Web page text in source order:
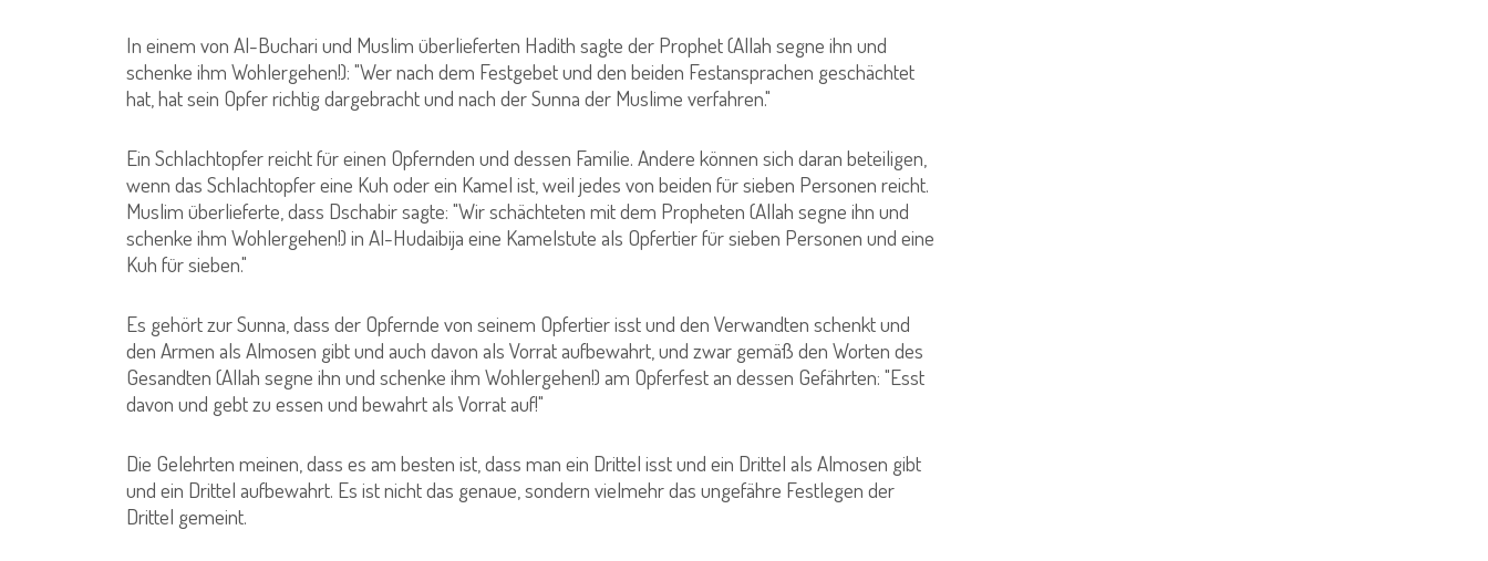
In einem von Al-Buchari und Muslim überlieferten Hadith sagte der Prophet (Allah segne ihn und
schenke ihm Wohlergehen!): "Wer nach dem Festgebet und den beiden Festansprachen geschächtet
hat, hat sein Opfer richtig dargebracht und nach der Sunna der Muslime verfahren."
Ein Schlachtopfer reicht für einen Opfernden und dessen Familie. Andere können sich daran beteiligen,
wenn das Schlachtopfer eine Kuh oder ein Kamel ist, weil jedes von beiden für sieben Personen reicht.
Muslim überlieferte, dass Dschabir sagte: "Wir schächteten mit dem Propheten (Allah segne ihn und
schenke ihm Wohlergehen!) in Al-Hudaibija eine Kamelstute als Opfertier für sieben Personen und eine
Kuh für sieben."
Es gehört zur Sunna, dass der Opfernde von seinem Opfertier isst und den Verwandten schenkt und
den Armen als Almosen gibt und auch davon als Vorrat aufbewahrt, und zwar gemäß den Worten des
Gesandten (Allah segne ihn und schenke ihm Wohlergehen!) am Opferfest an dessen Gefährten: "Esst
davon und gebt zu essen und bewahrt als Vorrat auf!"
Die Gelehrten meinen, dass es am besten ist, dass man ein Drittel isst und ein Drittel als Almosen gibt
und ein Drittel aufbewahrt. Es ist nicht das genaue, sondern vielmehr das ungefähre Festlegen der
Drittel gemeint.